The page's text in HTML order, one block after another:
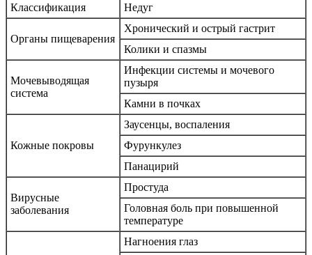
Классификация Недуг
Органы пищеварения
Хронический и острый гастрит
Колики и спазмы
Мочевыводящая
система
Инфекции системы и мочевого
пузыря
Камни в почках
Кожные покровы
Заусенцы, воспаления
Фурункулез
Панацирий
Вирусные
заболевания
Простуда
Головная боль при повышенной
температуре
Нагноения глаз